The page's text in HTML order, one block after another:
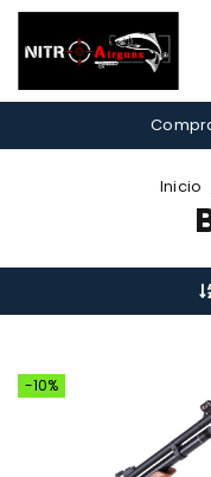
Inicio
-10%